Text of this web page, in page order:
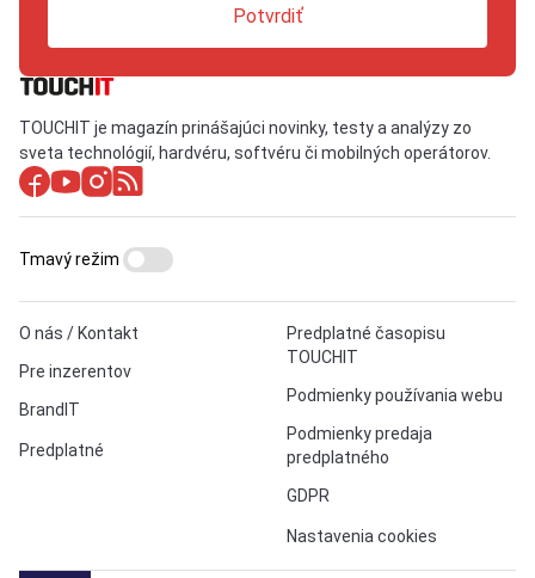
Potvrdiť
TOUCHIT je magazín prinášajúci novinky, testy a analýzy zo
sveta technológií, hardvéru, softvéru či mobilných operátorov.
O nás / Kontakt
Pre inzerentov
BrandIT
Predplatné
Predplatné časopisu
TOUCHIT
Podmienky používania webu
Podmienky predaja
predplatného
GDPR
Nastavenia cookies
Tmavý režim